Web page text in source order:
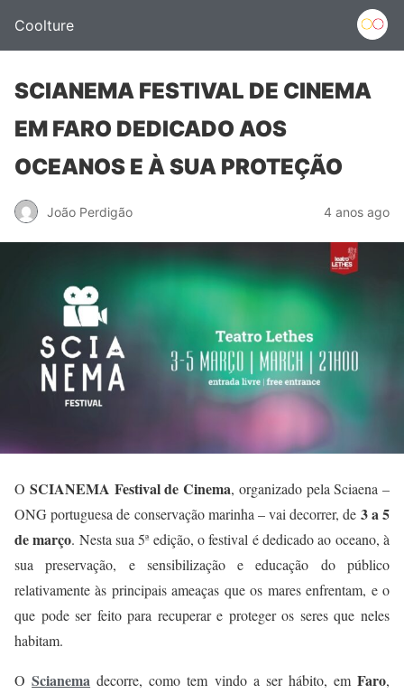
Coolture
SCIANEMA FESTIVAL DE CINEMA
EM FARO DEDICADO AOS
OCEANOS E À SUA PROTEÇÃO
João Perdigão 4 anos ago
O SCIANEMA Festival de Cinema, organizado pela Sciaena –
ONG portuguesa de conservação marinha – vai decorrer, de 3 a 5
de março. Nesta sua 5ª edição, o festival é dedicado ao oceano, à
sua preservação, e sensibilização e educação do público
relativamente às principais ameaças que os mares enfrentam, e o
que pode ser feito para recuperar e proteger os seres que neles
habitam.
OScianema decorre, como tem vindo a ser hábito, emFaro,